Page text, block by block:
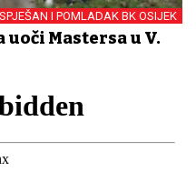
I POMLADAK BK OSIJEK
uoči Mastersa u V.